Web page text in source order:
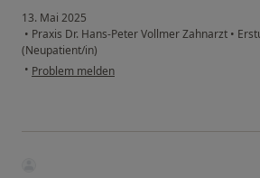
13. Mai 2025
• Praxis Dr. Hans-Peter Vollmer Zahnarzt •
(Neupatient/in)
• Problem melden